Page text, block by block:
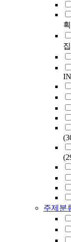
집
주제분